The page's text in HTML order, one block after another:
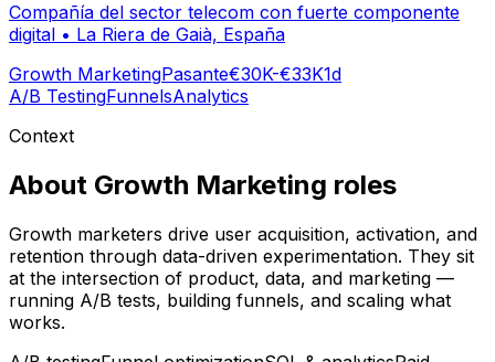
Compañía del sector telecom con fuerte componente
digital • La Riera de Gaià, España
Growth MarketingPasante€30K-€33K1d
A/B TestingFunnelsAnalytics
Context
About Growth Marketing roles
Growth marketers drive user acquisition, activation, and
retention through data-driven experimentation. They sit
at the intersection of product, data, and marketing —
running A/B tests, building funnels, and scaling what
works.